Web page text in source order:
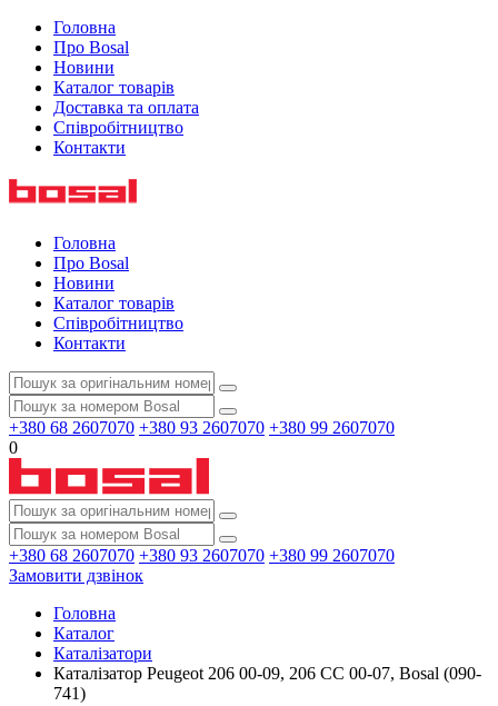
Головна
Про Bosal
Новини
Каталог товарів
Доставка та оплата
Співробітництво
Контакти
Головна
Про Bosal
Новини
Каталог товарів
Співробітництво
Контакти
+380 68 2607070 +380 93 2607070 +380 99 2607070
0
+380 68 2607070 +380 93 2607070 +380 99 2607070
Замовити дзвінок
Головна
Каталог
Каталізатори
Каталізатор Peugeot 206 00-09, 206 CC 00-07, Bosal (090-
741)